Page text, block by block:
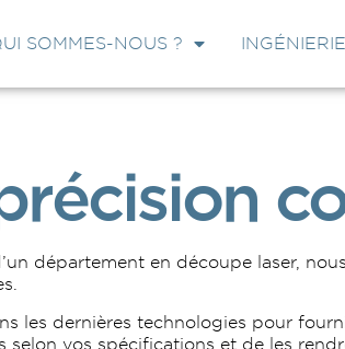
SOMMES-NOUS ? INGÉNIERIE
département en découpe laser,
les dernières technologies pour
selon vos spécifications et de les